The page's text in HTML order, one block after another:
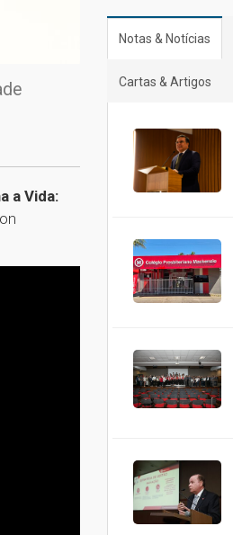
a Vida:
Notas & Notícias
Cartas & Artigos